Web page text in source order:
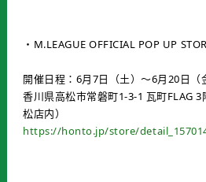
・M.LEAGUE OFFICIAL POP UP
開催日程：6月7日（土）～6月20日（
香川県高松市常磐町1-3-1 瓦町FLAG
松店内）
https://honto.jp/store/